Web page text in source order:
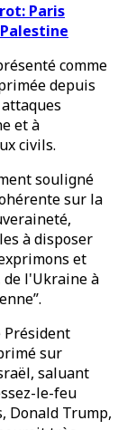
Paris
comme
depuis
et à
civils.
souligné
sur la
à disposer
et
de l'Ukraine à
Président
sur
saluant
le-feu
Donald Trump,